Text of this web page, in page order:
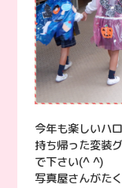
今年も楽しいハ
持ち帰った変装
で下さい(^ ^)
写真屋さんがた